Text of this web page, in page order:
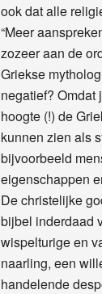
ook dat alle
“Meer
zozeer aan de
Griekse
negatief? Omdat
hoogte (!) de
kunnen zien als
bijvoorbeeld
eigenschappen
De christelijke
bijbel inderdaad
wispelturige en
naarling, een
handelende